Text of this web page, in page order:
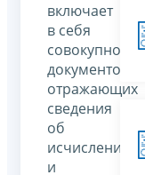
включает
в себя
совокупность
документов,
отражающих
сведения
об
исчислении
и